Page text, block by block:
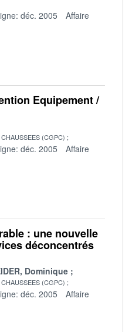
déc. 2005
Affaire
Equipement /
(CGPC)
déc. 2005
Affaire
: une nouvelle
déconcentrés
Dominique
(CGPC)
déc. 2005
Affaire